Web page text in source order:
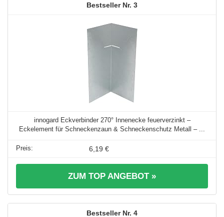
3
innogard Eckverbinder 270° Innenecke feuerverzinkt –
Eckelement für Schneckenzaun & Schneckenschutz Metall – ...
6,19 €
ZUM TOP ANGEBOT »
4